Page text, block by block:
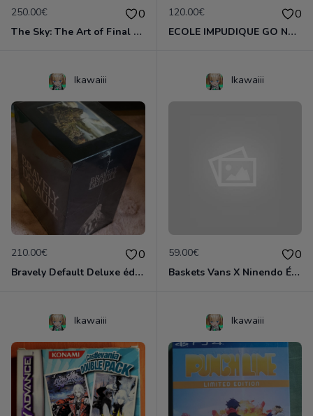
250.00€ 0
The Sky: The Art of Final Fantasy Slipcased Edition by Yoshitaka Amano
120.00€ 0
ECOLE IMPUDIQUE GO NAGAI INTEGRALE 6 TOMES
Ikawaiii
210.00€ 0
Bravely Default Deluxe édition Collector neuf emballé Nintendo 3DS
Ikawaiii
59.00€ 0
Baskets Vans X Ninendo Édition limitées 2015 Neuves
Ikawaiii Ikawaiii